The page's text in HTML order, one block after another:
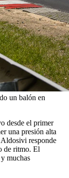
un balón en
desde el primer
una presión alta
responde
de ritmo. El
muchas